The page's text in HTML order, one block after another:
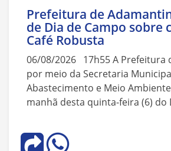
Prefeitura de
de Dia de Campo sobre
Café Robusta
06/08/2026 17h55 A Prefeitura
por meio da Secretaria
Abastecimento e Meio
manhã desta quinta-feira (6) do